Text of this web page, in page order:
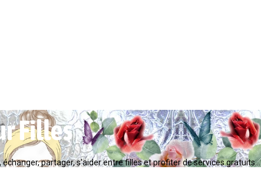
partager, s'aider entre filles et profiter de services gratuits...